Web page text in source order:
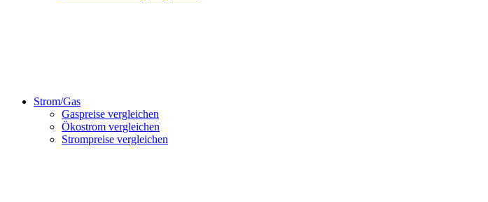
Strom/Gas
Gaspreise vergleichen
Ökostrom vergleichen
Strompreise vergleichen